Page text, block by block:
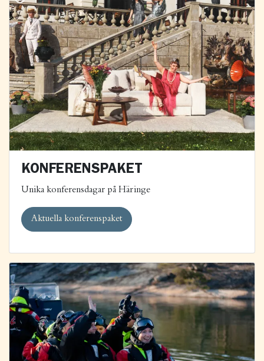
KONFERENSPAKET
Unika konferensdagar på Häringe
Aktuella konferenspaket